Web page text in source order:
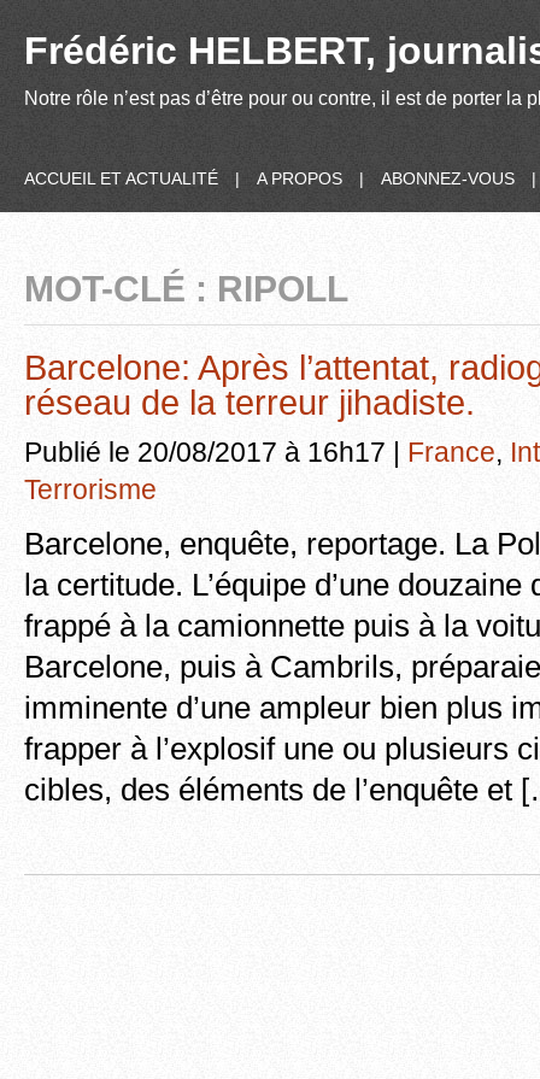
Frédéric HELBERT,
Notre rôle n’est pas d’être pour ou contre, il est de porter
ACCUEIL ET ACTUALITÉ | A PROPOS | ABONNEZ-VOUS |
MOT-CLÉ : RIPOLL
Barcelone: Après l’attentat,
réseau de la terreur jihadiste.
Publié le 20/08/2017 à 16h17 | France,
Terrorisme
Barcelone, enquête, reportage. La
la certitude. L’équipe d’une
frappé à la camionnette puis à la
Barcelone, puis à Cambrils,
imminente d’une ampleur bien plus
frapper à l’explosif une ou plusieurs
cibles, des éléments de l’enquête et